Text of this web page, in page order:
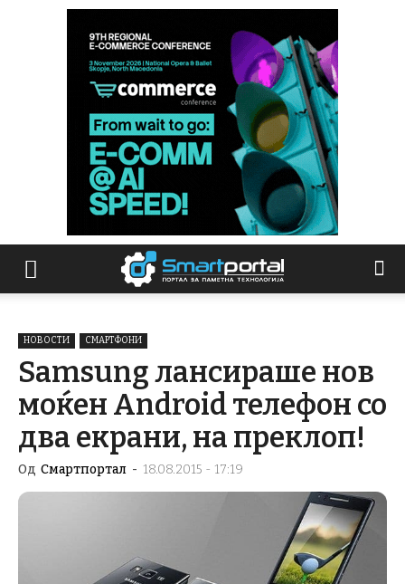
НОВОСТИ СМАРТФОНИ
Samsung лансираше нов
моќен Android телефон со
два екрани, на преклоп!
Од Смартпортал - 18.08.2015 - 17:19